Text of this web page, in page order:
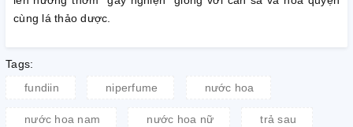
cùng lá thảo dược.
Tags:
fundiin
niperfume nước hoa
nước hoa nam nước hoa nữ trả sau